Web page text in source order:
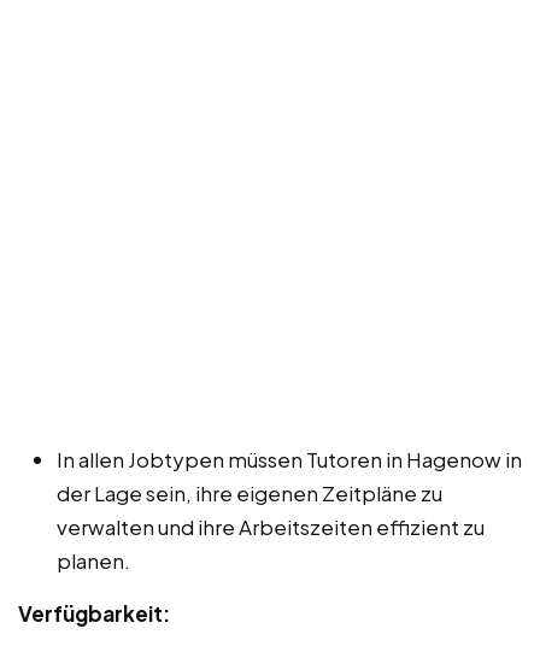
In allen Jobtypen müssen Tutoren in Hagenow in
der Lage sein, ihre eigenen Zeitpläne zu
verwalten und ihre Arbeitszeiten effizient zu
planen.
Verfügbarkeit: